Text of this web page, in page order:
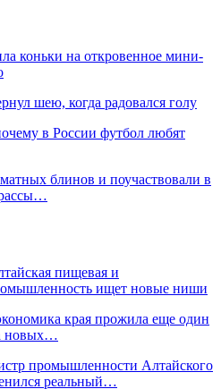
коньки на откровенное мини-
шею, когда радовался голу
в России футбол любят
блинов и поучаствовали в
пищевая и
ищет новые ниши
края прожила еще один
новых…
промышленности Алтайского
реальный…